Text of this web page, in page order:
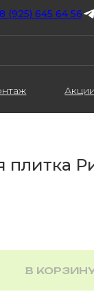
8 (925) 645 64 56
Акции
плитка
В